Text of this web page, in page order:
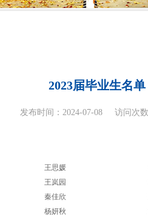
2023届毕业生名单
发布时间：2024-07-08 访问次数
王思媛
王岚园
秦佳欣
杨妍秋